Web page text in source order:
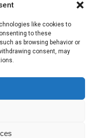
like cookies to
to these
as browsing behavior or
consent, may